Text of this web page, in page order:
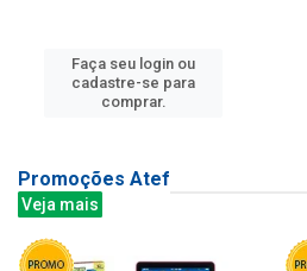
Faça seu login ou
cadastre-se para
comprar.
Promoções Atef
Veja mais